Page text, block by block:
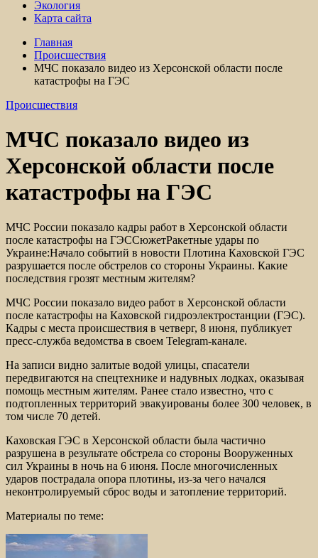
Экология
Карта сайта
Главная
Происшествия
МЧС показало видео из Херсонской области после
катастрофы на ГЭС
Происшествия
МЧС показало видео из
Херсонской области после
катастрофы на ГЭС
МЧС России показало кадры работ в Херсонской области
после катастрофы на ГЭССюжетРакетные удары по
Украине:Начало событий в новости Плотина Каховской ГЭС
разрушается после обстрелов со стороны Украины. Какие
последствия грозят местным жителям?
МЧС России показало видео работ в Херсонской области
после катастрофы на Каховской гидроэлектростанции (ГЭС).
Кадры с места происшествия в четверг, 8 июня, публикует
пресс-служба ведомства в своем Telegram-канале.
На записи видно залитые водой улицы, спасатели
передвигаются на спецтехнике и надувных лодках, оказывая
помощь местным жителям. Ранее стало известно, что с
подтопленных территорий эвакуированы более 300 человек, в
том числе 70 детей.
Каховская ГЭС в Херсонской области была частично
разрушена в результате обстрела со стороны Вооруженных
сил Украины в ночь на 6 июня. После многочисленных
ударов пострадала опора плотины, из-за чего начался
неконтролируемый сброс воды и затопление территорий.
Материалы по теме: